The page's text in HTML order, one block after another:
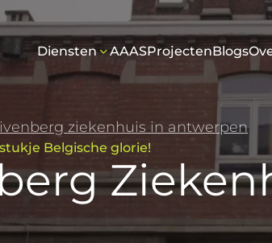
Diensten AAASProjectenBlogs
ziekenhuis in antwerpen
Belgische glorie!